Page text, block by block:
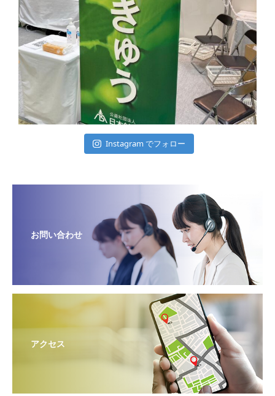
Instagram でフォロー
お問い合わせ
アクセス